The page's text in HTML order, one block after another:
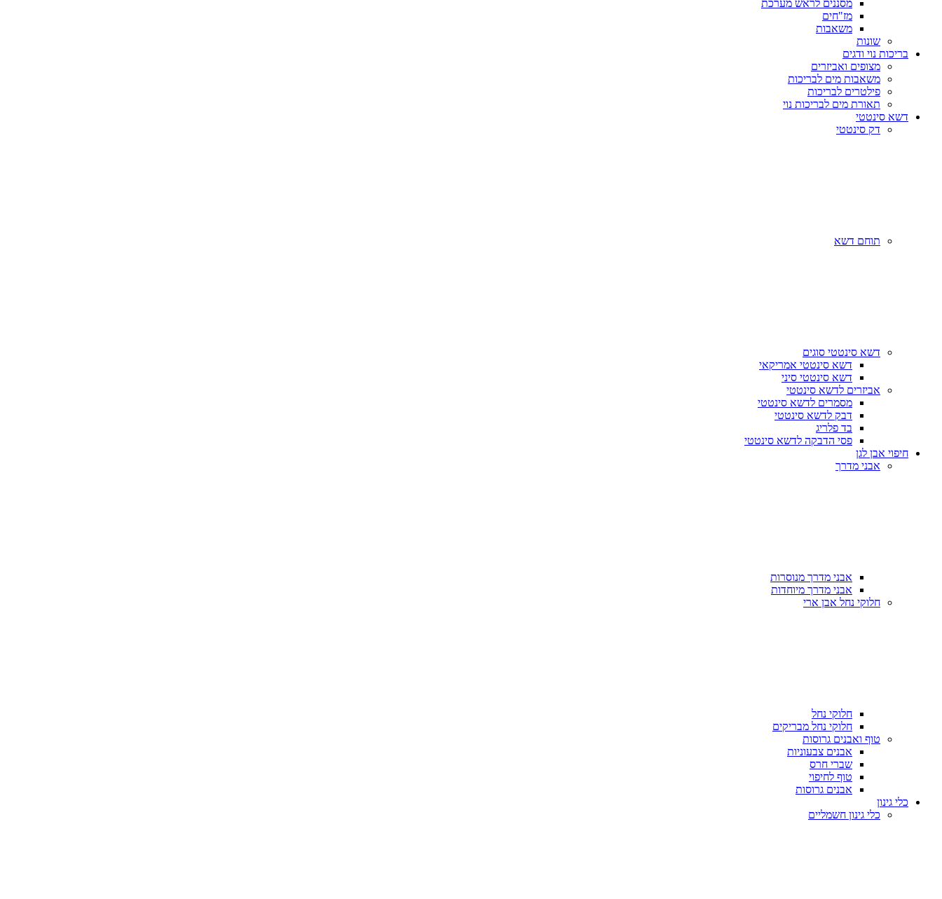
מסננים לראש מערכת
מז"חים
משאבות
שונות
בריכות נוי ודגים
מצופים ואביזרים
משאבות מים לבריכות
פילטרים לבריכות
תאורת מים לבריכות נוי
דשא סינטטי
דק סינטטי
תוחם דשא
דשא סינטטי סוגים
דשא סינטטי אמריקאי
דשא סינטטי סיני
אביזרים לדשא סינטטי
מסמרים לדשא סינטטי
דבק לדשא סינטטי
בד פלריג
פסי הדבקה לדשא סינטטי
חיפוי אבן לגן
אבני מדרך
אבני מדרך מנוסרות
אבני מדרך מיוחדות
חלוקי נחל אבן ארי
חלוקי נחל
חלוקי נחל מבריקים
טוף ואבנים גרוסות
אבנים צבעוניות
שברי חרס
טוף לחיפוי
אבנים גרוסות
כלי גינון
כלי גינון חשמליים